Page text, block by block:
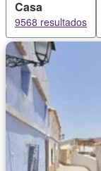
Casa
9568 resultados